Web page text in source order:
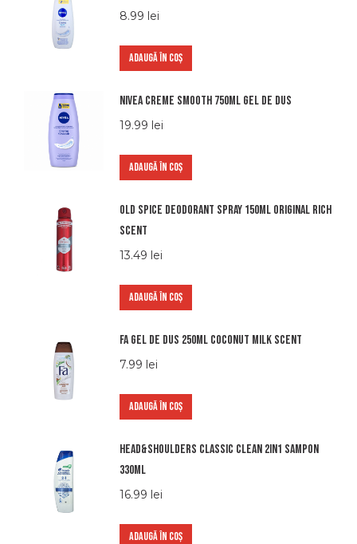
8.99 lei
ADAUGĂ ÎN COȘ
Nivea creme smooth 750ml gel de dus
19.99 lei
ADAUGĂ ÎN COȘ
Old spice deodorant spray 150ml original rich
scent
13.49 lei
ADAUGĂ ÎN COȘ
Fa gel de dus 250ml coconut milk scent
7.99 lei
ADAUGĂ ÎN COȘ
Head&shoulders classic clean 2in1 sampon
330ml
16.99 lei
ADAUGĂ ÎN COȘ